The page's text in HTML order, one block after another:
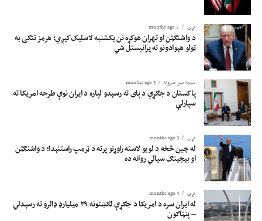
نړۍ 2 months ago
د واشنګټن او تهران هوکړه نن یکشنبه لاسلیک‌کیږي؛ هرمز تنګی به
ټولو هېوادونو ته پرانیستل شي
سیمه ییز خبرونه 3 months ago
پاکستان د جګړې د پای ته رسېدو لپاره د ایران نوې طرحه امریکا ته
سپارلې
نړۍ 3 months ago
له چین څخه د لویو لاسته راوړنو پرته د ټرمپ راستنېدا؛ د واشنګټن
او بېجینګ سیالي روانه ده
نړۍ 3 months ago
له ایران سره د امریکا د جګړې لګښتونه ۲۹ میلیارډ ډالرو ته رسېدلي
– پنټاګون